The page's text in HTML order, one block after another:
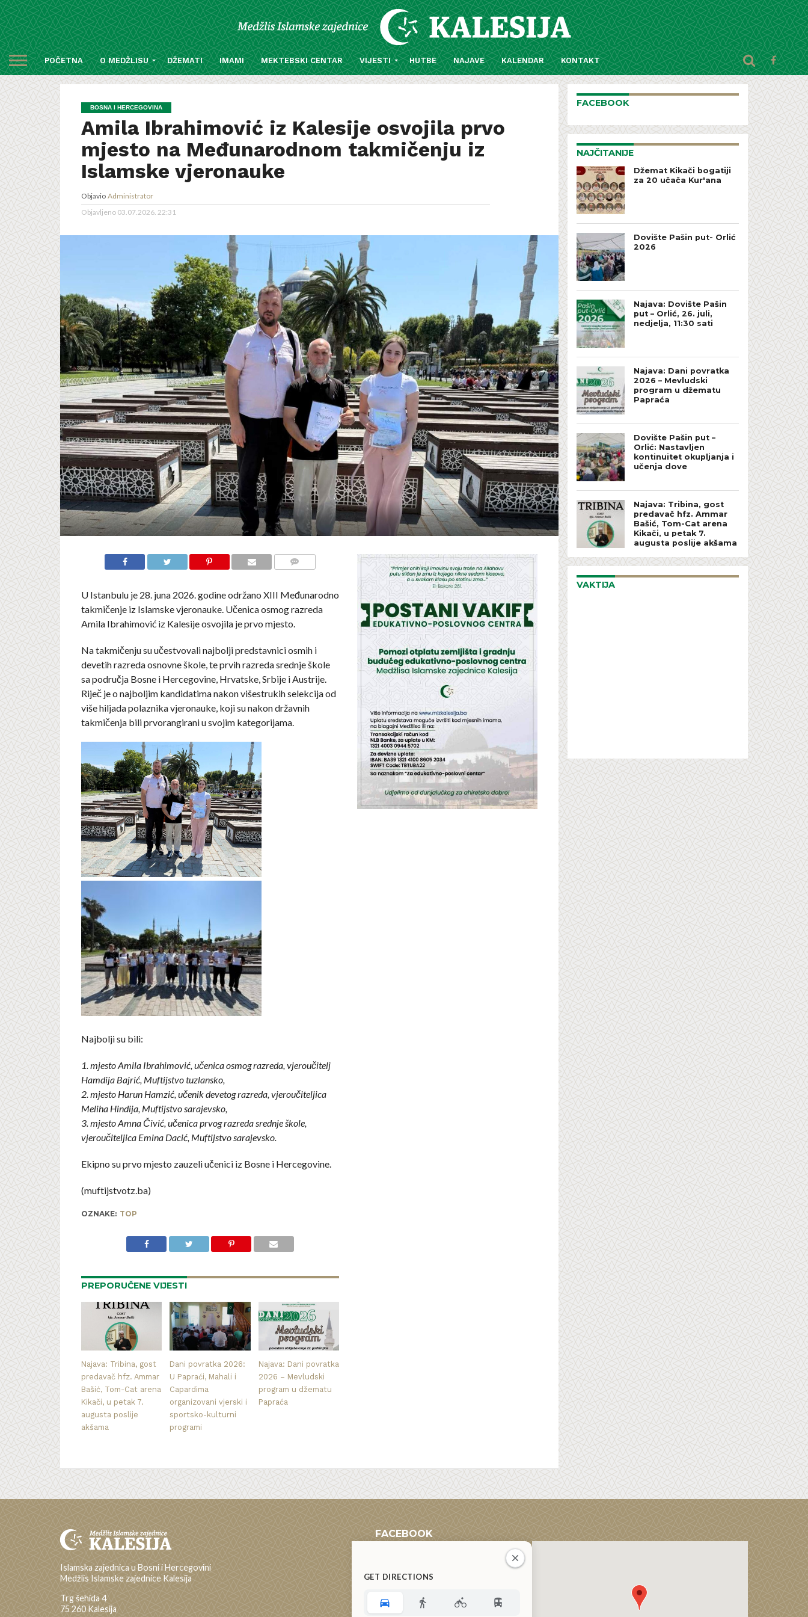
POČETNA O MEDŽLISU DŽEMATI IMAMI MEKTEBSKI CENTAR VIJESTI HUTBE NAJAVE KALENDAR KONTAKT
BOSNA I HERCEGOVINA
Amila Ibrahimović iz Kalesije osvojila prvo
mjesto na Međunarodnom takmičenju iz
Islamske vjeronauke
Objavio Administrator
Objavljeno 03.07.2026. 22:31
U Istanbulu je 28. juna 2026. godine održano XIII Međunarodno
takmičenje iz Islamske vjeronauke. Učenica osmog razreda
Amila Ibrahimović iz Kalesije osvojila je prvo mjesto.
Na takmičenju su učestvovali najbolji predstavnici osmih i
devetih razreda osnovne škole, te prvih razreda srednje škole
sa područja Bosne i Hercegovine, Hrvatske, Srbije i Austrije.
Riječ je o najboljim kandidatima nakon višestrukih selekcija od
više hiljada polaznika vjeronauke, koji su nakon državnih
takmičenja bili prvorangirani u svojim kategorijama.
Najbolji su bili:
1. mjesto Amila Ibrahimović, učenica osmog razreda, vjeroučitelj
Hamdija Bajrić, Muftijstvo tuzlansko,
2. mjesto Harun Hamzić, učenik devetog razreda, vjeroučiteljica
Meliha Hindija, Muftijstvo sarajevsko,
3. mjesto Amna Čivić, učenica prvog razreda srednje škole,
vjeroučiteljica Emina Dacić, Muftijstvo sarajevsko.
Ekipno su prvo mjesto zauzeli učenici iz Bosne i Hercegovine.
(muftijstvotz.ba)
OZNAKE: TOP
PREPORUČENE VIJESTI
Najava: Tribina, gost
predavač hfz. Ammar
Bašić, Tom-Cat arena
Kikači, u petak 7.
augusta poslije
akšama
Dani povratka 2026:
U Papraći, Mahali i
Capardima
organizovani vjerski i
sportsko-kulturni
programi
Najava: Dani povratka
2026 – Mevludski
program u džematu
Papraća
FACEBOOK
NAJČITANIJE
Džemat Kikači bogatiji
za 20 učača Kur'ana
Dovište Pašin put- Orlić
2026
Najava: Dovište Pašin
put – Orlić, 26. juli,
nedjelja, 11:30 sati
Najava: Dani povratka
2026 – Mevludski
program u džematu
Papraća
Dovište Pašin put –
Orlić: Nastavljen
kontinuitet okupljanja i
učenja dove
Najava: Tribina, gost
predavač hfz. Ammar
Bašić, Tom-Cat arena
Kikači, u petak 7.
augusta poslije akšama
VAKTIJA
Islamska zajednica u Bosni i Hercegovini
Medžlis Islamske zajednice Kalesija
Trg šehida 4
75 260 Kalesija
FACEBOOK
GET DIRECTIONS